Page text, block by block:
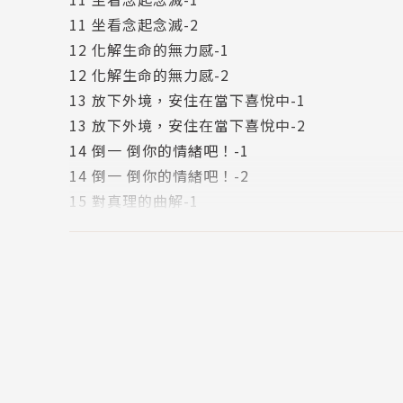
王怡仁醫師
家庭醫學科專科醫師，曾任高雄榮總家庭醫學科
級心靈輔導師、台灣身心靈全人健康醫學學會創
成班」、「賽斯書輕導讀」、「靜心的優雅節奏
時代賽斯教育基金會心靈講師，於北中南各地演
致力於身心靈整體健康觀念之普及，著作有《不
奏》、《天生富有》、《美好世代》、《啟動靈
沒錯》、《早期課輕導讀》卷一、卷二、《魔法
11 坐看念起念滅-2
12 化解生命的無力感-1
12 化解生命的無力感-2
13 放下外境，安住在當下喜悅中-1
13 放下外境，安住在當下喜悅中-2
14 倒一 倒你的情緒吧！-1
14 倒一 倒你的情緒吧！-2
15 對真理的曲解-1